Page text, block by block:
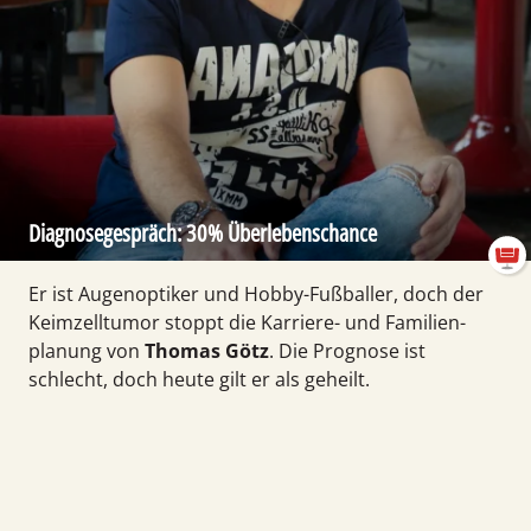
Diagnose­gespräch: 30% Überlebens­chance
Er ist Augenoptiker und Hobby-Fußballer, doch der
Keim­zell­tumor stoppt die Karriere- und Familien­
planung von Thomas Götz. Die Prog­nose ist
schlecht, doch heute gilt er als geheilt.